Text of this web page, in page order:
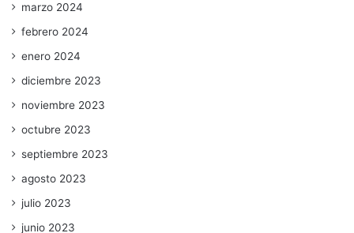
marzo 2024
febrero 2024
enero 2024
diciembre 2023
noviembre 2023
octubre 2023
septiembre 2023
agosto 2023
julio 2023
junio 2023